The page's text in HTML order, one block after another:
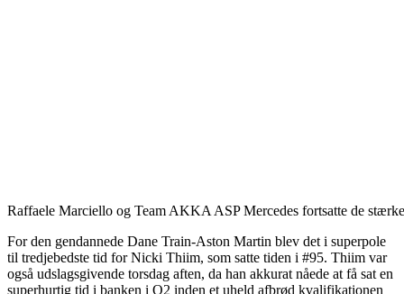
Raffaele Marciello og Team AKKA ASP Mercedes fortsatte de
For den gendannede Dane Train-Aston Martin blev det i superpole
til tredjebedste tid for Nicki Thiim, som satte tiden i #95. Thiim var
også udslagsgivende torsdag aften, da han akkurat nåede at få sat en
superhurtig tid i banken i Q2 inden et uheld afbrød kvalifikationen